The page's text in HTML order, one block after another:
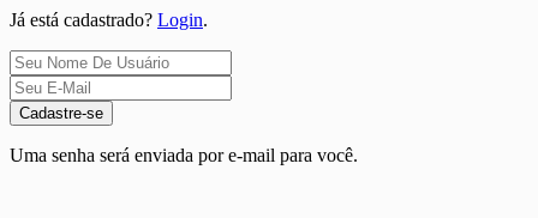
Já está cadastrado? Login.
Cadastre-se
Uma senha será enviada por e-mail para você.